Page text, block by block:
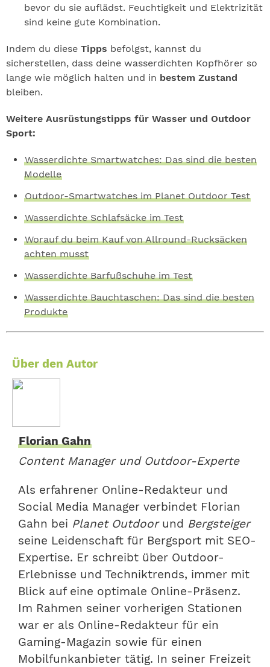
bevor du sie auflädst. Feuchtigkeit und Elektrizität
sind keine gute Kombination.
Indem du diese Tipps befolgst, kannst du
sicherstellen, dass deine wasserdichten Kopfhörer so
lange wie möglich halten und in bestem Zustand
bleiben.
Weitere Ausrüstungstipps für Wasser und Outdoor
Sport:
Wasserdichte Smartwatches: Das sind die besten
Modelle
Outdoor-Smartwatches im Planet Outdoor Test
Wasserdichte Schlafsäcke im Test
Worauf du beim Kauf von Allround-Rucksäcken
achten musst
Wasserdichte Barfußschuhe im Test
Wasserdichte Bauchtaschen: Das sind die besten
Produkte
Über den Autor
Florian Gahn
Content Manager und Outdoor-Experte
Als erfahrener Online-Redakteur und
Social Media Manager verbindet Florian
Gahn bei Planet Outdoorund Bergsteiger
seine Leidenschaft für Bergsport mit SEO-
Expertise. Er schreibt über Outdoor-
Erlebnisse und Techniktrends, immer mit
Blick auf eine optimale Online-Präsenz.
Im Rahmen seiner vorherigen Stationen
war er als Online-Redakteur für ein
Gaming-Magazin sowie für einen
Mobilfunkanbieter tätig. In seiner Freizeit